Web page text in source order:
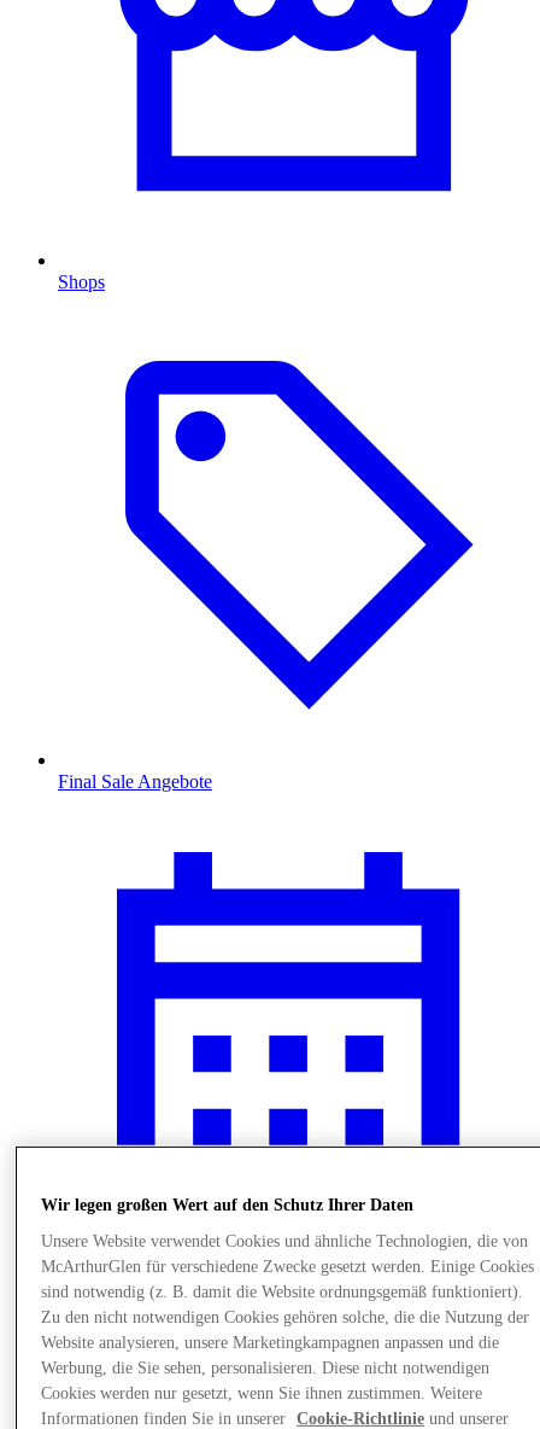
Shops
Final Sale Angebote
News
Wir legen großen Wert auf den Schutz Ihrer Daten
Unsere Website verwendet Cookies und ähnliche Technologien, die von
McArthurGlen für verschiedene Zwecke gesetzt werden. Einige Cookies
sind notwendig (z. B. damit die Website ordnungsgemäß funktioniert).
Zu den nicht notwendigen Cookies gehören solche, die die Nutzung der
Website analysieren, unsere Marketingkampagnen anpassen und die
Werbung, die Sie sehen, personalisieren. Diese nicht notwendigen
Cookies werden nur gesetzt, wenn Sie ihnen zustimmen. Weitere
Informationen finden Sie in unserer
Cookie-Richtlinie und unserer